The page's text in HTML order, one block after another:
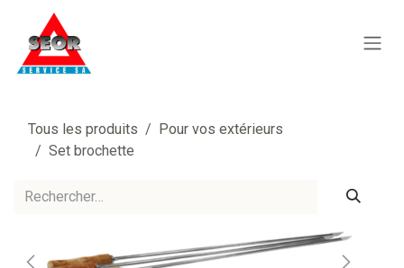
Se rendre au contenu
Tous les produits
Pour vos extérieurs
Set brochette